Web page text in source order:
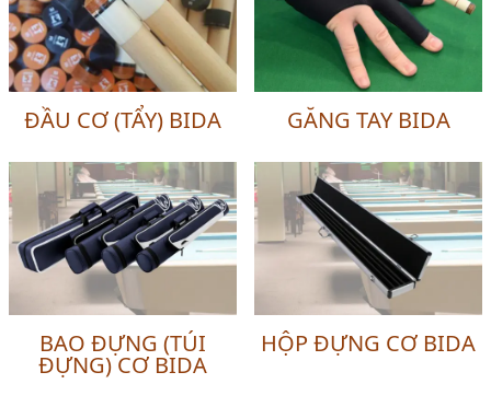
ĐẦU CƠ (TẨY) BIDA GĂNG TAY BIDA
BAO ĐỰNG (TÚI
ĐỰNG) CƠ BIDA
HỘP ĐỰNG CƠ BIDA